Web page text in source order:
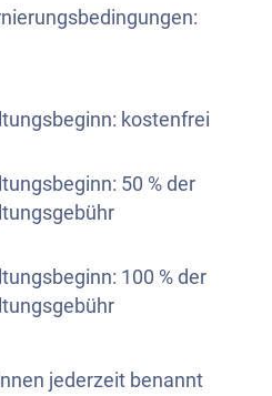
kostenfrei
50 % der
100 % der
jederzeit benannt